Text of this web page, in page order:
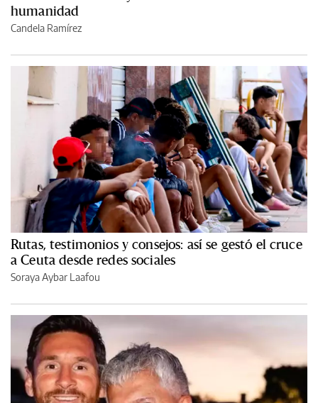
humanidad
Candela Ramírez
Rutas, testimonios y consejos: así se gestó el cruce
a Ceuta desde redes sociales
Soraya Aybar Laafou